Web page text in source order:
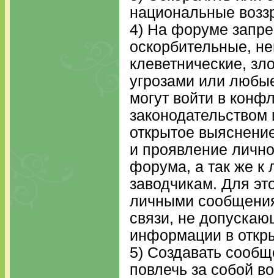
национальные
4) На форуме
оскорбительные,
клеветнические,
угрозами или
могут войти в
открытое
и проявление
форума, а так же к
заводчикам. Для
личными
связи, не
информации в
5) Создавать
повлечь за собой